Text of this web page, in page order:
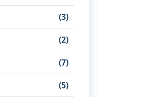
(3)
(2)
(7)
(5)